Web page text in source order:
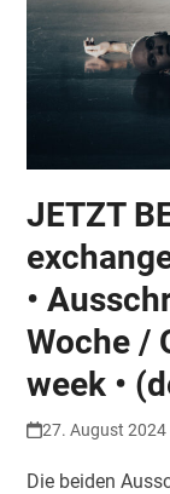
JETZT
•
Woche /
week •
27. August 2024
Die beiden